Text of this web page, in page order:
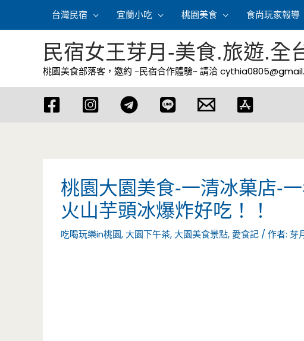
容
台灣民宿 宜蘭小吃 桃園美食 食尚玩家報導
民宿女王芽月-美食.旅遊.全
桃園美食部落客，邀約 -民宿合作體驗~ 請洽
桃園大園美食-一清冰菓店-
火山芋頭冰爆炸好吃！！
吃喝玩樂in桃園, 大園下午茶, 大園美食景點, 愛食記 / 作者: 芽